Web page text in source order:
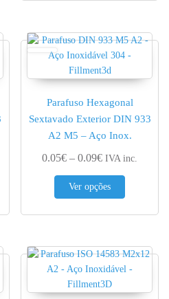
0.05€ through 0.09€
has multiple variants. The options
Parafuso Hexagonal
Sextavado Exterior DIN 933
A2 M5 – Aço Inox.
0.05€ – 0.09€Price range:
IVA inc.
Ver opções
This